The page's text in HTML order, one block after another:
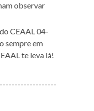
observar
CEAAL 04-
sempre em
te leva lá!